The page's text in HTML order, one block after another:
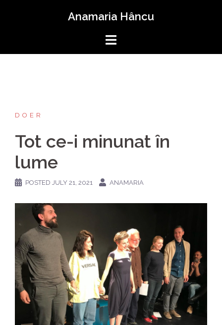
Anamaria Hâncu
DOER
Tot ce-i minunat în
lume
POSTED JULY 21, 2021 ANAMARIA